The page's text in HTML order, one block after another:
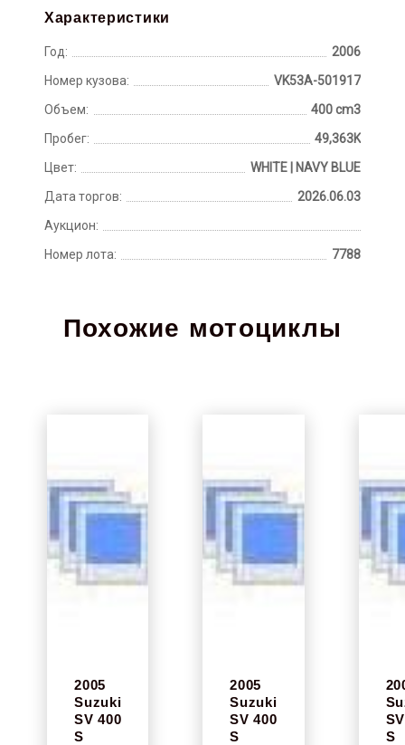
Характеристики
Год:
2006
Номер кузова:
VK53A-501917
Объем:
400 cm3
Пробег:
49,363K
Цвет:
WHITE | NAVY BLUE
Дата торгов:
2026.06.03
Аукцион:
Номер лота:
7788
Похожие мотоциклы
2005
Suzuki
SV 400
S
2005
Suzuki
SV 400
S
S